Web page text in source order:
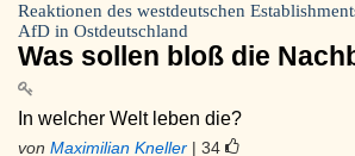
Reaktionen des westdeutschen
AfD in Ostdeutschland
Was sollen bloß die
In welcher Welt leben die?
von Maximilian Kneller | 34